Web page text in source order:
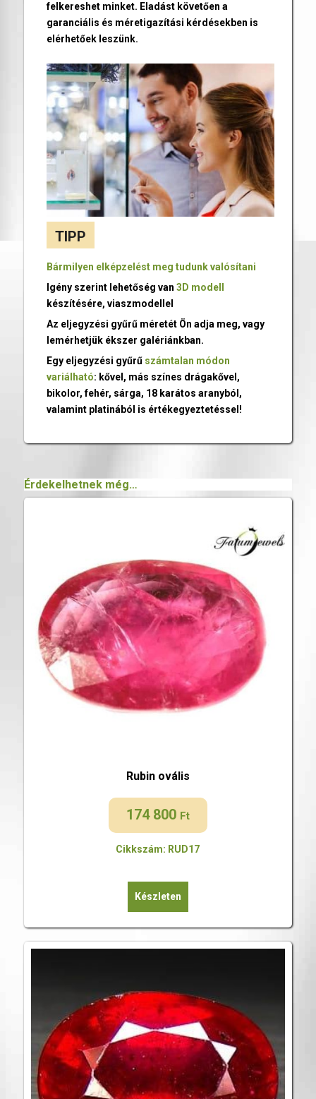
felkereshet minket. Eladást követően a
garanciális és méretigazítási kérdésekben is
elérhetőek leszünk.
TIPP
Bármilyen elképzelést meg tudunk valósítani
Igény szerint lehetőség van 3D modell
készítésére, viaszmodellel
Az eljegyzési gyűrű méretét Ön adja meg, vagy
lemérhetjük ékszer galériánkban.
Egy eljegyzési gyűrű számtalan módon
variálható: kővel, más színes drágakővel,
bikolor, fehér, sárga, 18 karátos aranyból,
valamint platinából is értékegyeztetéssel!
Érdekelhetnek még…
Rubin ovális
174 800 Ft
Cikkszám: RUD17
Készleten